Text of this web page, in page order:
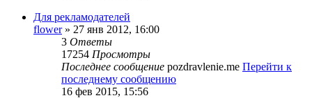
Для рекламодателей
flower» 27 янв 2012, 16:00
3 Ответы
17254 Просмотры
Последнее сообщение pozdravlenie.me Перейти к
последнему сообщению
16 фев 2015, 15:56